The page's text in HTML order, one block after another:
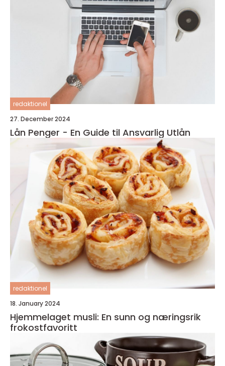
redaktionel
27. December 2024
Lån Penger - En Guide til Ansvarlig Utlån
redaktionel
18. January 2024
Hjemmelaget musli: En sunn og næringsrik
frokostfavoritt